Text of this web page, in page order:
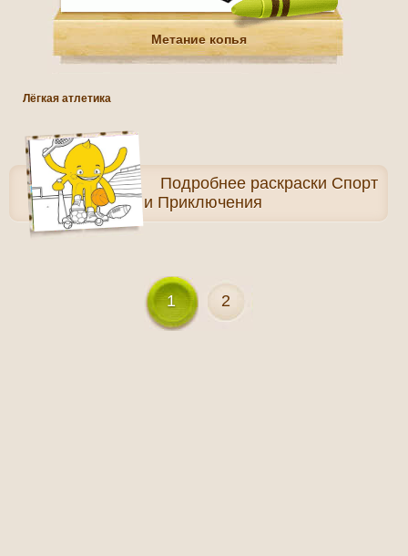
Метание копья
Лёгкая атлетика
Подробнее раскраски Спорт
и Приключения
1 2